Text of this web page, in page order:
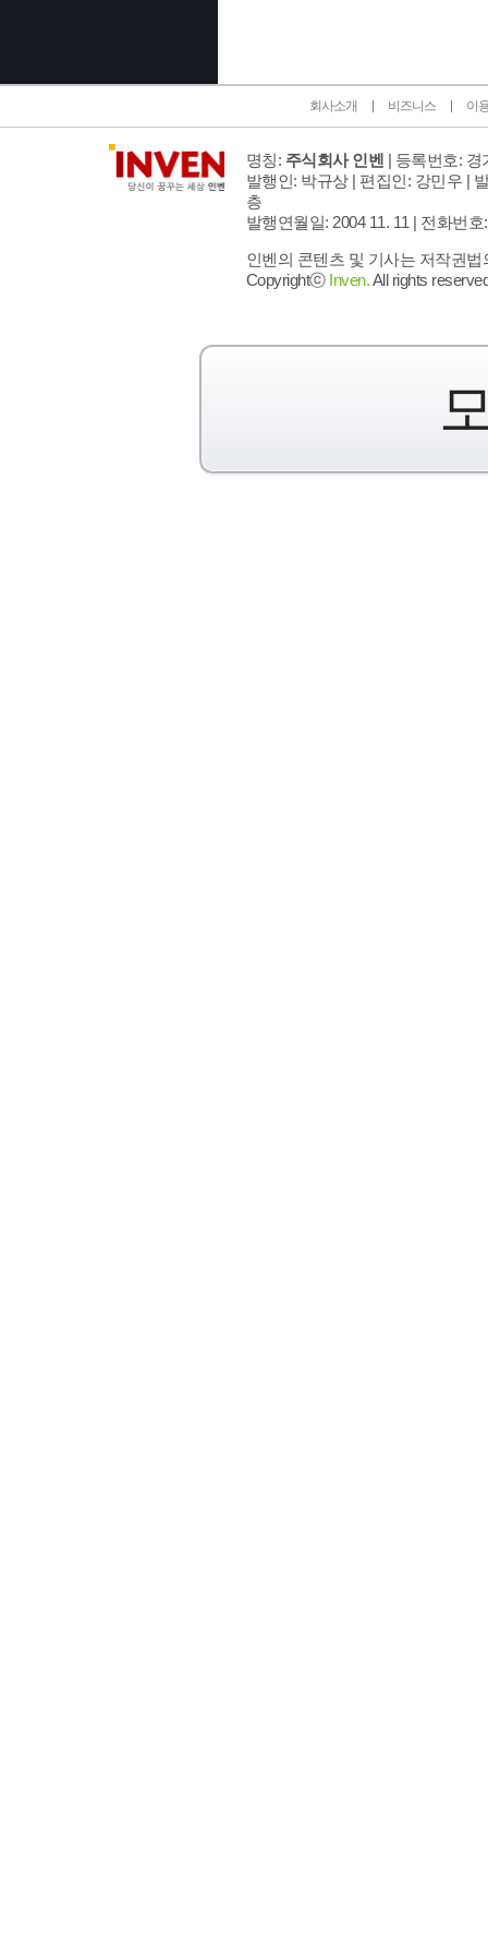
회사소개 비즈니스 이
명칭: 주식회사 인벤 | 등록번호: 경
발행인: 박규상 | 편집인: 강민우 |
층
발행연월일: 2004 11. 11 | 전화번호
인벤의 콘텐츠 및 기사는 저작권
Copyrightⓒ Inven.All rights